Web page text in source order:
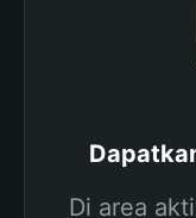
Di area